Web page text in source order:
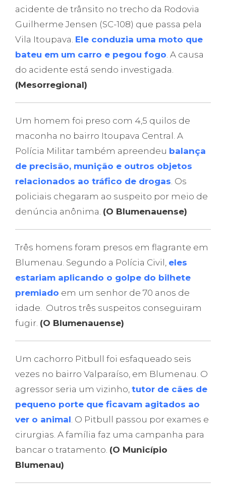
acidente de trânsito no trecho da Rodovia
Guilherme Jensen (SC-108) que passa pela
Vila Itoupava. Ele conduzia uma moto que
bateu em um carro e pegou fogo. A causa
do acidente está sendo investigada.
(Mesorregional)
Um homem foi preso com 4,5 quilos de
maconha no bairro Itoupava Central. A
Polícia Militar também apreendeu balança
de precisão, munição e outros objetos
relacionados ao tráfico de drogas. Os
policiais chegaram ao suspeito por meio de
denúncia anônima. (O Blumenauense)
Três homens foram presos em flagrante em
Blumenau. Segundo a Polícia Civil, eles
estariam aplicando o golpe do bilhete
premiado em um senhor de 70 anos de
idade. Outros três suspeitos conseguiram
fugir. (O Blumenauense)
Um cachorro Pitbull foi esfaqueado seis
vezes no bairro Valparaíso, em Blumenau. O
agressor seria um vizinho, tutor de cães de
pequeno porte que ficavam agitados ao
ver o animal. O Pitbull passou por exames e
cirurgias. A família faz uma campanha para
bancar o tratamento. (O Município
Blumenau)